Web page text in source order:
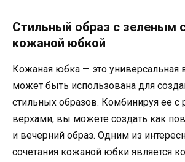
Стильный образ с зеленым
кожаной юбкой
Кожаная юбка — это универсальная
может быть использована для
стильных образов. Комбинируя ее с
верхами, вы можете создать как
и вечерний образ. Одним из
сочетания кожаной юбки является